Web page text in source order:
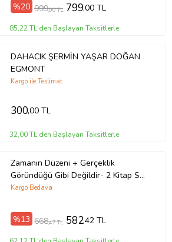
%20 999,00 TL 799,00 TL
85,22 TL'den Başlayan Taksitlerle
DAHACIK ŞERMİN YAŞAR DOĞAN
EGMONT
Kargo ile Teslimat
300,00 TL
32,00 TL'den Başlayan Taksitlerle
Zamanın Düzeni + Gerçeklik
Göründüğü Gibi Değildir- 2 Kitap Set
- Iş Bankası Özel Set Zamanın
Kargo Bedava
%13 668,47 TL 582,42 TL